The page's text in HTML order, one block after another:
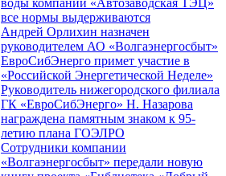
воды компании «Автозаводская ТЭЦ»
все нормы выдерживаются
Андрей Орлихин назначен
руководителем АО «Волгаэнергосбыт»
ЕвроСибЭнерго примет участие в
«Российской Энергетической Неделе»
Руководитель нижегородского филиала
ГК «ЕвроСибЭнерго» Н. Назарова
награждена памятным знаком к 95-
летию плана ГОЭЛРО
Сотрудники компании
«Волгаэнергосбыт» передали новую